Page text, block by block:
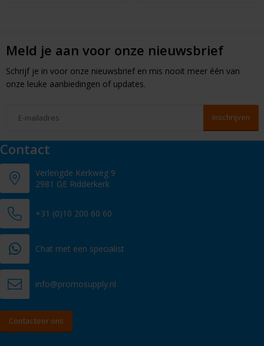
Meld je aan voor onze nieuwsbrief
Schrijf je in voor onze nieuwsbrief en mis nooit meer één van
onze leuke aanbiedingen of updates.
Contact
Verlengde Kerkweg 9
2981 GE Ridderkerk
+31 (0)10 200 60 60
Chat met een specialist
info@promosupply.nl
Contacteer ons